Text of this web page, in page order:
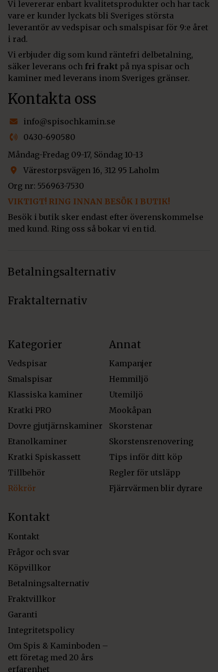
Vi levererar enbart kvalitetsprodukter och har tack
vare er kunder lyckats bli Sveriges största
leverantör av vedspisar och smalspisar för 9:e året
i rad.
Vi erbjuder dig som kund räntefri delbetalning,
säker leverans och fri frakt på nya spisar och
kaminer med leverans inom Sveriges gränser.
Kontakta oss
info@spisochkamin.se
0430-690580
Måndag-Fredag 09-17, Söndag 10-13
Värestorpsvägen 16, 312 95 Laholm
Org nr: 556963-7530
VIKTIGT! RING INNAN BESÖK I BUTIK!
Besök i butik sker endast efter överenskommelse
med kund. Ring oss så bokar vi en tid.
Betalningsalternativ
Fraktalternativ
Kategorier
Vedspisar
Smalspisar
Klassiska kaminer
Kratki PRO
Dovre gjutjärnskaminer
Etanolkaminer
Kratki Spiskassett
Tillbehör
Rökrör
Annat
Kampanjer
Hemmiljö
Utemiljö
Mookåpan
Skorstenar
Skorstensrenovering
Tips inför ditt köp
Regler för utsläpp
Fjärrvärmen blir dyrare
Kontakt
Kontakt
Frågor och svar
Köpvillkor
Betalningsalternativ
Fraktvillkor
Garanti
Integritetspolicy
Om Spis & Kaminboden –
ett företag med 20 års
erfarenhet